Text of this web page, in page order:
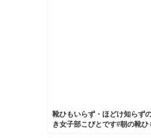
靴ひもいらず・ほどけ知らず
き女子部こびとです#朝の靴